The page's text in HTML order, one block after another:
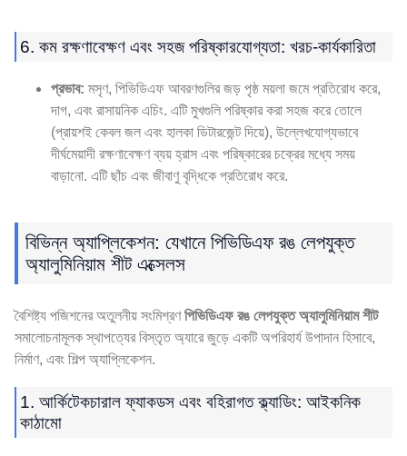
6. কম রক্ষণাবেক্ষণ এবং সহজ পরিষ্কারযোগ্যতা: খরচ-কার্যকারিতা
প্রভাব: মসৃণ, পিভিডিএফ আবরণগুলির জড় পৃষ্ঠ ময়লা জমে প্রতিরোধ করে,
দাগ, এবং রাসায়নিক এচিং. এটি মুখগুলি পরিষ্কার করা সহজ করে তোলে
(প্রায়শই কেবল জল এবং হালকা ডিটারজেন্ট দিয়ে), উল্লেখযোগ্যভাবে
দীর্ঘমেয়াদী রক্ষণাবেক্ষণ ব্যয় হ্রাস এবং পরিষ্কারের চক্রের মধ্যে সময়
বাড়ানো. এটি ছাঁচ এবং জীবাণু বৃদ্ধিকে প্রতিরোধ করে.
বিভিন্ন অ্যাপ্লিকেশন: যেখানে পিভিডিএফ রঙ লেপযুক্ত
অ্যালুমিনিয়াম শীট এক্সেলস
বৈশিষ্ট্য পজিশনের অতুলনীয় সংমিশ্রণপিভিডিএফ রঙ লেপযুক্ত অ্যালুমিনিয়াম শীট
সমালোচনামূলক স্থাপত্যের বিস্তৃত অ্যারে জুড়ে একটি অপরিহার্য উপাদান হিসাবে,
নির্মাণ, এবং শিল্প অ্যাপ্লিকেশন.
1. আর্কিটেকচারাল ফ্যাকডস এবং বহিরাগত ক্ল্যাডিং: আইকনিক
কাঠামো